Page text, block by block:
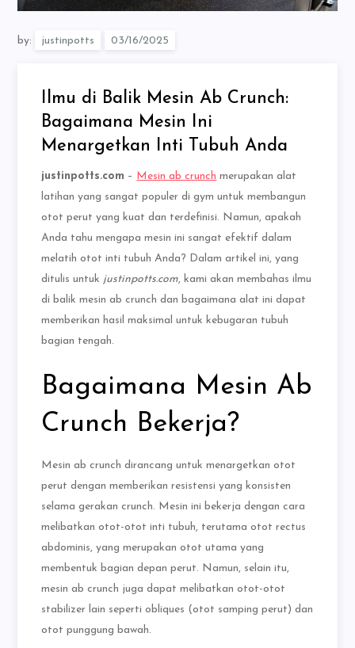
by: justinpotts
Ilmu di Balik Mesin Ab Crunch:
Bagaimana Mesin Ini
Menargetkan Inti Tubuh Anda
justinpotts.com – Mesin ab crunch merupakan alat
latihan yang sangat populer di gym untuk membangun
otot perut yang kuat dan terdefinisi. Namun, apakah
Anda tahu mengapa mesin ini sangat efektif dalam
melatih otot inti tubuh Anda? Dalam artikel ini, yang
ditulis untuk justinpotts.com, kami akan membahas ilmu
di balik mesin ab crunch dan bagaimana alat ini dapat
memberikan hasil maksimal untuk kebugaran tubuh
bagian tengah.
Bagaimana Mesin Ab
Crunch Bekerja?
Mesin ab crunch dirancang untuk menargetkan otot
perut dengan memberikan resistensi yang konsisten
selama gerakan crunch. Mesin ini bekerja dengan cara
melibatkan otot-otot inti tubuh, terutama otot rectus
abdominis, yang merupakan otot utama yang
membentuk bagian depan perut. Namun, selain itu,
mesin ab crunch juga dapat melibatkan otot-otot
stabilizer lain seperti obliques (otot samping perut) dan
otot punggung bawah.